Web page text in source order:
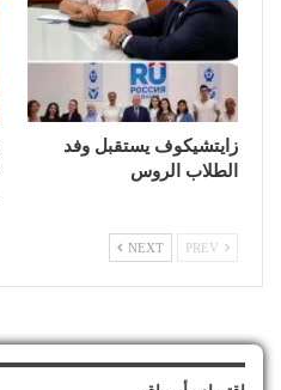
زايتشيكوف يستقبل وفد
الطلاب الروس
NEXT